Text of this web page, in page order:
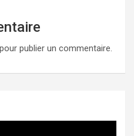
pour publier un commentaire.